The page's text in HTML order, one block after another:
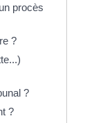
procès
?
?
?